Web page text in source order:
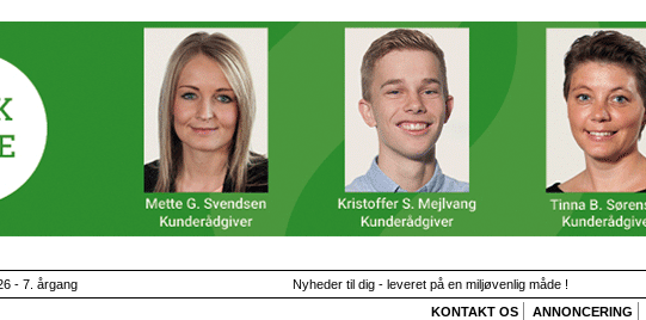
- 7. årgang Nyheder til dig - leveret på en miljøvenlig måde !
KONTAKT OS
ANNONCERING